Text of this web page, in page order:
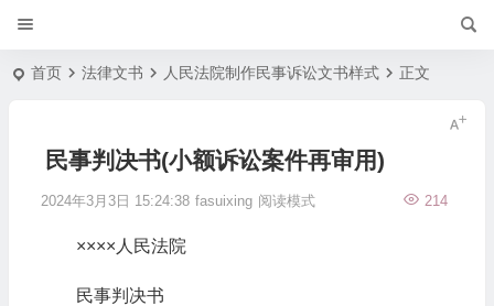
首页 法律文书 人民法院制作民事诉讼文书样式 正文
民事判决书(小额诉讼案件再审用)
2024年3月3日 15:24:38 fasuixing 214
阅读模式
××××人民法院
民事判决书